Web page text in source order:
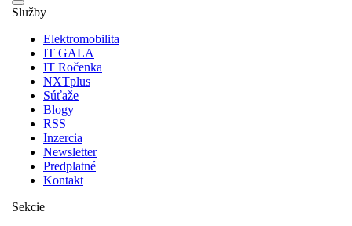
Služby
Elektromobilita
IT GALA
IT Ročenka
NXTplus
Súťaže
Blogy
RSS
Inzercia
Newsletter
Predplatné
Kontakt
Sekcie